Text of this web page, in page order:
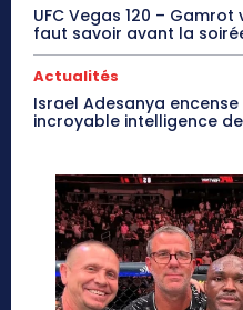
UFC Vegas 120 – Gamrot
faut savoir avant la
Actualités
Israel Adesanya
incroyable intelligence